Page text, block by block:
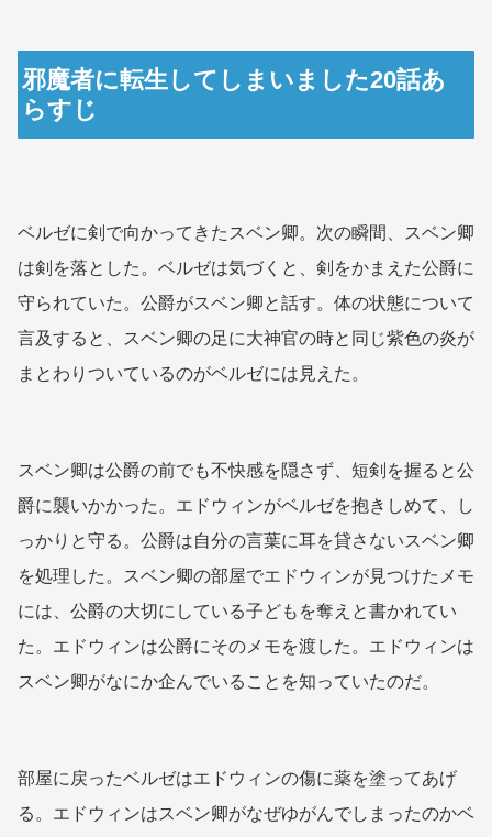
邪魔者に転生してしまいました20話あ
らすじ
ベルゼに剣で向かってきたスベン卿。次の瞬間、スベン卿
は剣を落とした。ベルゼは気づくと、剣をかまえた公爵に
守られていた。公爵がスベン卿と話す。体の状態について
言及すると、スベン卿の足に大神官の時と同じ紫色の炎が
まとわりついているのがベルゼには見えた。
スベン卿は公爵の前でも不快感を隠さず、短剣を握ると公
爵に襲いかかった。エドウィンがベルゼを抱きしめて、し
っかりと守る。公爵は自分の言葉に耳を貸さないスベン卿
を処理した。スベン卿の部屋でエドウィンが見つけたメモ
には、公爵の大切にしている子どもを奪えと書かれてい
た。エドウィンは公爵にそのメモを渡した。エドウィンは
スベン卿がなにか企んでいることを知っていたのだ。
部屋に戻ったベルゼはエドウィンの傷に薬を塗ってあげ
る。エドウィンはスベン卿がなぜゆがんでしまったのかベ